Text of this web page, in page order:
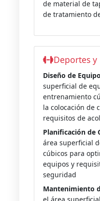
de material de
de tratamiento
Deportes y
Diseño de
superficial de
entrenamiento
la colocación de
requisitos de
Planificación de
área superficial
cúbicos para
equipos y
seguridad
Mantenimiento